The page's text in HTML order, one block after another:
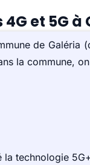
et 5G à
de Galéria
la commune,
la technologie